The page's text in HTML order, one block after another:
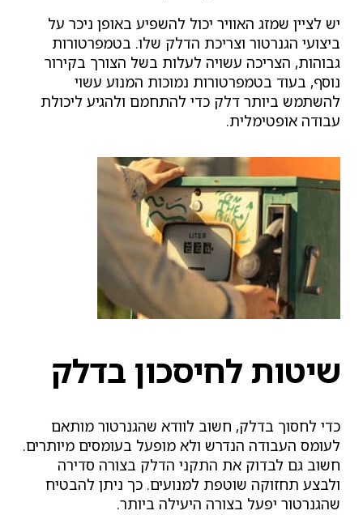
יש לציין שמזג האוויר יכול להשפיע באופן ניכר על
ביצועי הגנרטור וצריכת הדלק שלו. בטמפרטורות
גבוהות, הצריכה עשויה לעלות בשל הצורך בקירור
נוסף, בעוד בטמפרטורות נמוכות המנוע עשוי
להשתמש ביותר דלק כדי להתחמם ולהגיע ליכולת
עבודה אופטימלית.
שיטות לחיסכון בדלק
כדי לחסוך בדלק, חשוב לוודא שהגנרטור מותאם
לעומס העבודה הנדרש ולא מופעל בעומסים מיותרים.
חשוב גם לבדוק את התקני הדלק בצורה סדירה
ולבצע תחזוקה שוטפת למנועים. כך ניתן להבטיח
שהגנרטור יפעל בצורה היעילה ביותר.